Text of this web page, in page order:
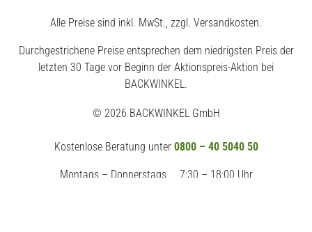
Alle Preise sind inkl. MwSt., zzgl. Versandkosten.
Durchgestrichene Preise entsprechen dem niedrigsten Preis der
letzten 30 Tage vor Beginn der Aktionspreis-Aktion bei
BACKWINKEL.
© 2026 BACKWINKEL GmbH
Kostenlose Beratung unter 0800 – 40 5040 50
Montags – Donnerstags
7:30 – 18:00 Uhr